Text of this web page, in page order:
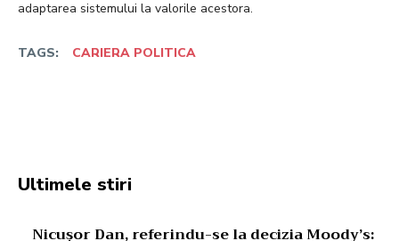
adaptarea sistemului la valorile acestora.
TAGS: CARIERA POLITICA
Ultimele stiri
Nicușor Dan, referindu-se la decizia Moody’s: